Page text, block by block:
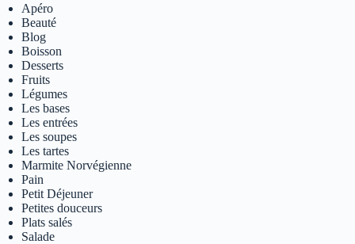
Apéro
Beauté
Blog
Boisson
Desserts
Fruits
Légumes
Les bases
Les entrées
Les soupes
Les tartes
Marmite Norvégienne
Pain
Petit Déjeuner
Petites douceurs
Plats salés
Salade